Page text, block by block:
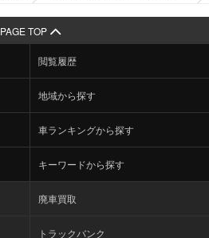
PAGE TOP
閲覧履歴
地域から探す
車ランキングから探す
キーワードから探す
廃車買取
トラックバンク